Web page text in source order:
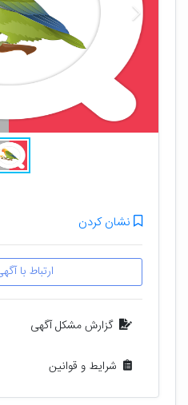
نشان کردن
ارتباط با
گزارش مشکل آگهی
شرایط و قوانین